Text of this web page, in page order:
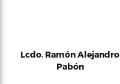
Lcdo. Ramón Alejandro
Pabón